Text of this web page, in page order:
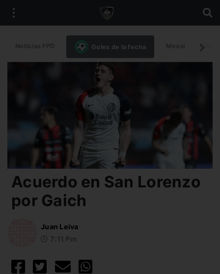
Goles de la fecha
Acuerdo en San Lorenzo
por Gaich
Juan Leiva